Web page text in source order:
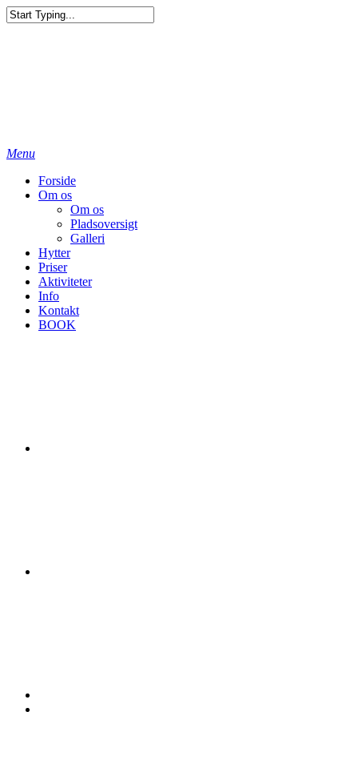
Menu
Forside
Om os
Om os
Pladsoversigt
Galleri
Hytter
Priser
Aktiviteter
Info
Kontakt
BOOK